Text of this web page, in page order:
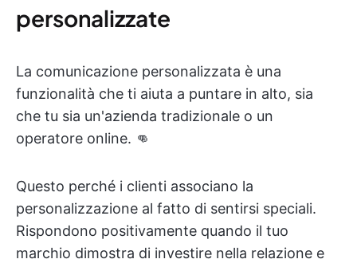
personalizzate
La comunicazione personalizzata è una
funzionalità che ti aiuta a puntare in alto, sia
che tu sia un'azienda tradizionale o un
operatore online. 👊
Questo perché i clienti associano la
personalizzazione al fatto di sentirsi speciali.
Rispondono positivamente quando il tuo
marchio dimostra di investire nella relazione e